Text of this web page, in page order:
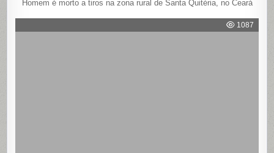
Homem é morto a tiros na zona rural de Santa Quitéria, no Ceará
1087